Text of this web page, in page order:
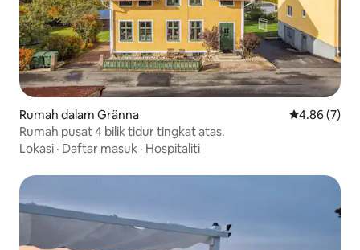
Rumah dalam Gränna Penarafan
4.86 (7)
Rumah pusat 4 bilik tidur tingkat atas.
Lokasi · Daftar masuk · Hospitaliti